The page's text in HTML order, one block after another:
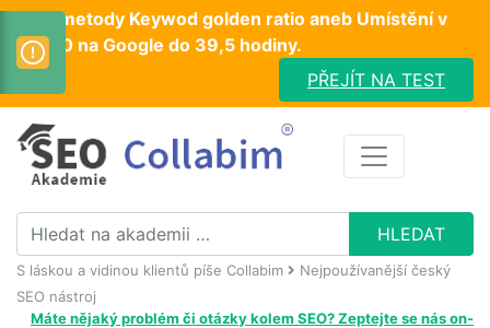
Test metody Keywod golden ratio aneb Umístění v
TOP10 na Google do 39,5 hodiny.
PŘEJÍT NA TEST
S láskou a vidinou klientů píše Collabim
Nejpoužívanější český
SEO nástroj
Máte nějaký problém či otázky kolem SEO? Zeptejte se nás on-